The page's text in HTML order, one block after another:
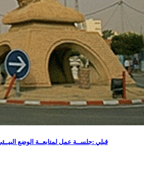
قبلي :جلســة عمل لمتابعــة الوضع